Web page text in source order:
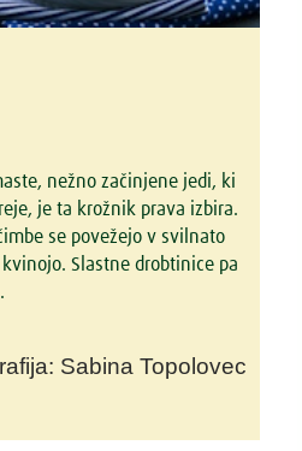
nežno začinjene jedi, ki
je ta krožnik prava izbira.
se povežejo v svilnato
Slastne drobtinice pa
Sabina Topolovec